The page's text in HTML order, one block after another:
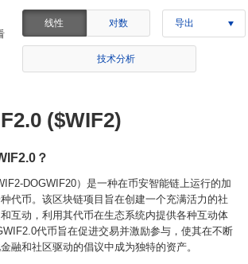
线性 对数 导出
技术分析
($WIF2)
？
DOGWIF20）是一种在币安智能链上运行的加
代币。该区块链项目旨在创建一个充满活力的社
互动，利用其代币在生态系统内提供各种互动体
代币旨在促进交易并激励参与，使其在不断
融和社区驱动的倡议中成为独特的资产。